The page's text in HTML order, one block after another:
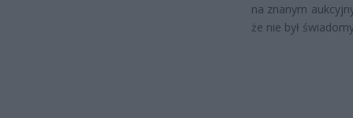
na znanym
że nie był